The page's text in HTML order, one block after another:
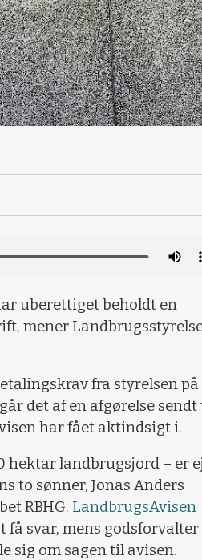
uberettiget beholdt en
mener
fra styrelsen på
det af en afgørelse
har fået aktindsigt i.
hektar landbrugsjord – er
to sønner, Jonas Anders
RBHG. LandbrugsAvisen
få svar, mens godsforvalter
sig om sagen til avisen.